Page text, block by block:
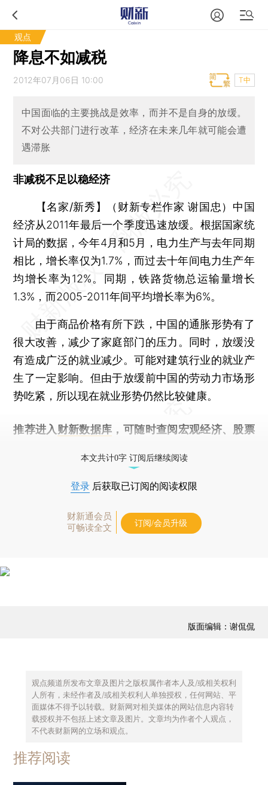
观点
降息不如减税
2012年07月06日 10:00 T中
中国面临的主要挑战是效率，而并不是自身的放缓。
不对公共部门进行改革，经济在未来几年就可能会遭
遇滞胀
非减税不足以稳经济
【名家/新秀】（财新专栏作家 谢国忠） 中国
经济从2011年最后一个季度迅速放缓。根据国家统
计局的数据，今年4月和5月，电力生产与去年同期
相比，增长率仅为1.7%，而过去十年间电力生产年
均增长率为12%。同期，铁路货物总运输量增长
1.3%，而2005-2011年间平均增长率为6%。
由于商品价格有所下跌，中国的通胀形势有了
很大改善，减少了家庭部门的压力。同时，放缓没
有造成广泛的就业减少。可能对建筑行业的就业产
生了一定影响。但由于放缓前中国的劳动力市场形
势吃紧，所以现在就业形势仍然比较健康。
推荐进入 财新数据库 ，可随时查阅宏观经济、股票
本文共计0字 订阅后继续阅读
登录 后获取已订阅的阅读权限
财新通会员
可畅读全文
订阅/会员升级
版面编辑：谢侃侃
观点频道所发布文章及图片之版权属作者本人及/或相关权利
人所有，未经作者及/或相关权利人单独授权，任何网站、平
面媒体不得予以转载。财新网对相关媒体的网站信息内容转
载授权并不包括上述文章及图片。文章均为作者个人观点，
不代表财新网的立场和观点。
推荐阅读